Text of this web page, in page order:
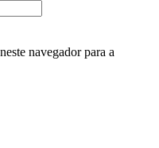
navegador para a